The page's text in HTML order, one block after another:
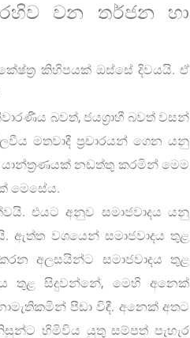
වන තර්ජන හා
කිහිපයක් ඔස්සේ දිවයයි. ඒ
බවත්, ජයග්‍රාහී බවත් වසන්
මතවාදී ප්‍රචාරයන් ගෙන යනු
යාන්ත්‍රණයක් නඩත්තු කරමින් මෙම
මෙසේය.
එයට අනුව සමාජවාදය යනු
ඇත්ත වශයෙන් සමාජවාදය තුළ
අලසයින්ට සමාජවාදය තුළ
තුළ සිදුවන්නේ, මෙහි අනෙක්
පීඩා විඳී. අනෙක් අතට
හිමිවිය යුතු සම්පත් පැහැර